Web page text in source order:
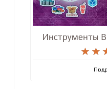
Инструменты
 
 